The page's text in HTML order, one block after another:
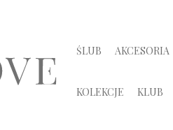
ŚLUB AKCESORIA
KOLEKCJE KLUB